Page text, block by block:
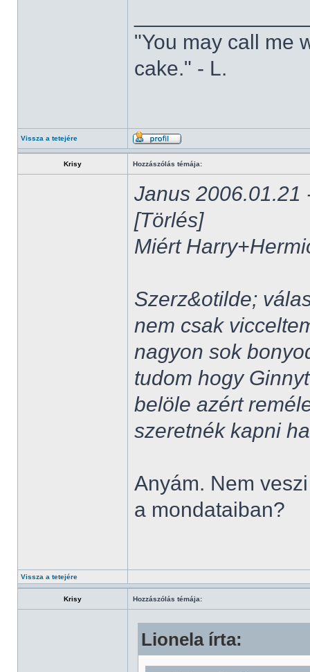
"You may call me
cake." - L.
Vissza a tetejére
Krisy Hozzászólás témája:
Janus 2006.01.21
[Törlés]
Miért
Szerz&otilde;
nem csak
nagyon sok
tudom hogy
belöle azért
szeretnék kapni
Anyám. Nem
a mondataiban?
Vissza a tetejére
Krisy Hozzászólás témája:
Lionela írta: